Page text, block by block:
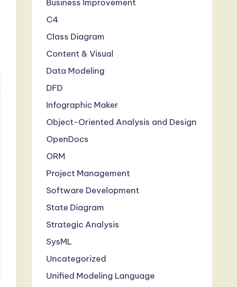
Business Improvement
C4
Class Diagram
Content & Visual
Data Modeling
DFD
Infographic Maker
Object-Oriented Analysis and Design
OpenDocs
ORM
Project Management
Software Development
State Diagram
Strategic Analysis
SysML
Uncategorized
Unified Modeling Language